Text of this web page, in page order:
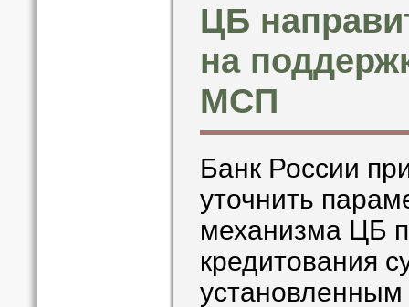
ЦБ
на
МСП
Банк России
уточнить
механизма ЦБ
кредитования